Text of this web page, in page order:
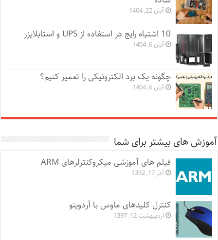
آبان 22, 1404
10 اشتباه رایج در استفاده از UPS و استابلایزر
آبان 6, 1404
چگونه یک برد الکترونیکی را تعمیر کنیم؟
آبان 6, 1404
آموزش های بیشتر برای شما
فیلم های آموزشی میکروکنترلرهای ARM
آذر 17, 1392
کنترل کلیدهای ماوس با آردوینو
اردیبهشت 12, 1397